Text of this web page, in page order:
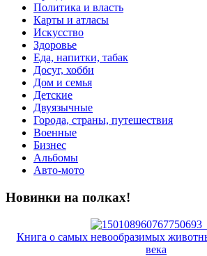
Политика и власть
Карты и атласы
Искусство
Здоровье
Еда, напитки, табак
Досуг, хобби
Дом и семья
Детские
Двуязычные
Города, страны, путешествия
Военные
Бизнес
Альбомы
Авто-мото
Новинки на полках!
Книга о самых невообразимых
века